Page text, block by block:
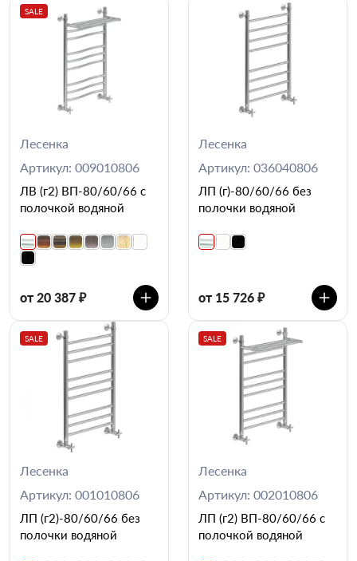
SALE
Лесенка
Артикул: 009010806
ЛВ (г2) ВП-80/60/66 с
полочкой водяной
от 20 387 ₽
Лесенка
Артикул: 036040806
ЛП (г)-80/60/66 без
полочки водяной
от 15 726 ₽
SALE
Лесенка
Артикул: 001010806
ЛП (г2)-80/60/66 без
полочки водяной
SALE
Лесенка
Артикул: 002010806
ЛП (г2) ВП-80/60/66 с
полочкой водяной